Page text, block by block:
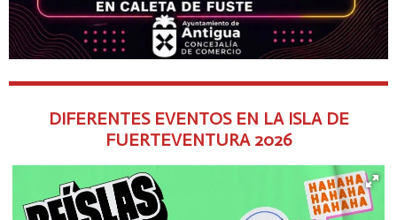
DIFERENTES EVENTOS EN LA ISLA DE
FUERTEVENTURA 2026